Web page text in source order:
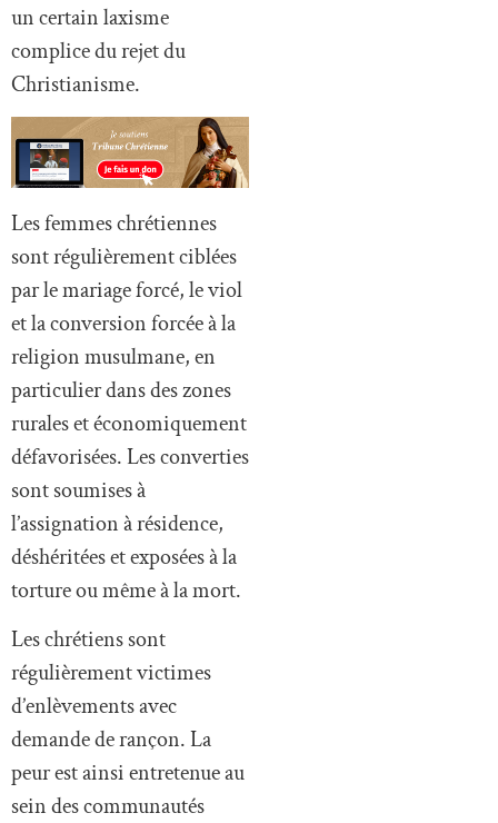
un certain laxisme
complice du rejet du
Christianisme.
Les femmes chrétiennes
sont régulièrement ciblées
par le mariage forcé, le viol
et la conversion forcée à la
religion musulmane, en
particulier dans des zones
rurales et économiquement
défavorisées. Les converties
sont soumises à
l’assignation à résidence,
déshéritées et exposées à la
torture ou même à la mort.
Les chrétiens sont
régulièrement victimes
d’enlèvements avec
demande de rançon. La
peur est ainsi entretenue au
sein des communautés